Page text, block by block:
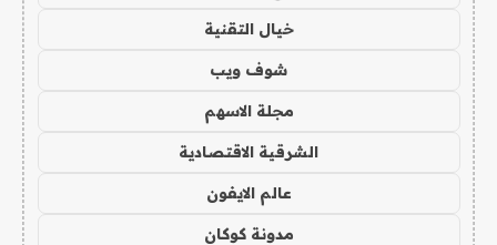
خيال التقنية
شوف ويب
مجلة الاسهم
الشرقية الاقتصادية
عالم الايفون
مدونة كوكان